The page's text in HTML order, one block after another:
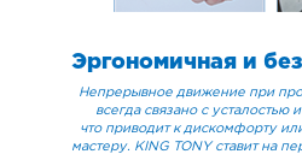
Эргономичная и
Непрерывное движение при
всегда связано с
что приводит к дискомфорту
мастеру. KING TONY ставит на